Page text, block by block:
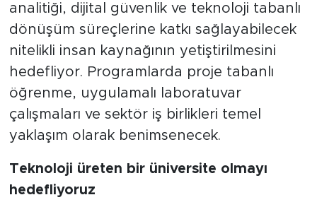
analitiği, dijital güvenlik ve teknoloji tabanlı
dönüşüm süreçlerine katkı sağlayabilecek
nitelikli insan kaynağının yetiştirilmesini
hedefliyor. Programlarda proje tabanlı
öğrenme, uygulamalı laboratuvar
çalışmaları ve sektör iş birlikleri temel
yaklaşım olarak benimsenecek.
Teknoloji üreten bir üniversite olmayı
hedefliyoruz